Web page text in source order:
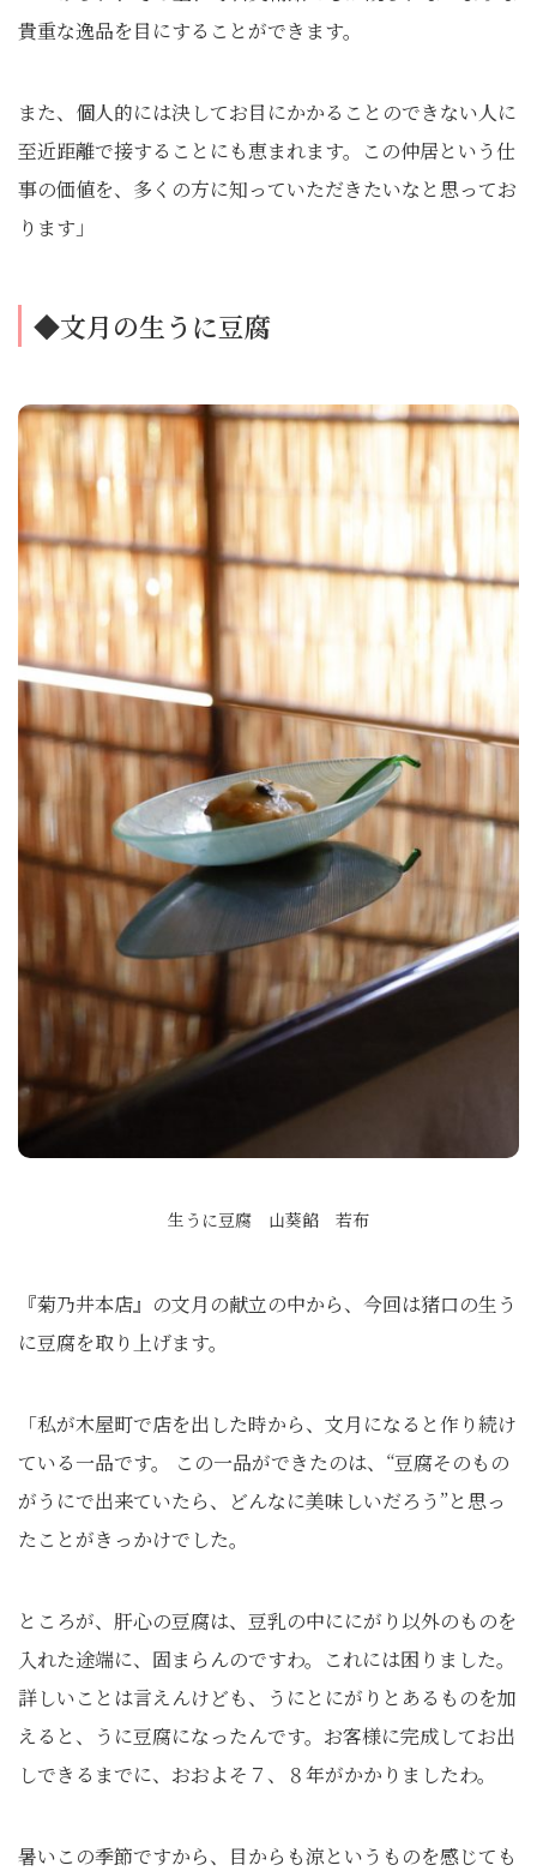
貴重な逸品を目にすることができます。
また、個人的には決してお目にかかることのできない人に
至近距離で接することにも恵まれます。この仲居という仕
事の価値を、多くの方に知っていただきたいなと思ってお
ります」
◆文月の生うに豆腐
生うに豆腐 山葵餡 若布
『菊乃井本店』の文月の献立の中から、今回は猪口の生う
に豆腐を取り上げます。
「私が木屋町で店を出した時から、文月になると作り続け
ている一品です。 この一品ができたのは、“豆腐そのもの
がうにで出来ていたら、どんなに美味しいだろう”と思っ
たことがきっかけでした。
ところが、肝心の豆腐は、豆乳の中ににがり以外のものを
入れた途端に、固まらんのですわ。これには困りました。
詳しいことは言えんけども、うにとにがりとあるものを加
えると、うに豆腐になったんです。お客様に完成してお出
しできるまでに、おおよそ７、８年がかかりましたわ。
暑いこの季節ですから、目からも涼というものを感じても